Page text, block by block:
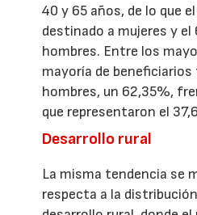
40 y 65 años, de lo que
destinado a mujeres y el
hombres. Entre los
mayoría de
hombres, un 62,35%,
que representaron el
Desarrollo rural
La misma tendencia se
respecta a la